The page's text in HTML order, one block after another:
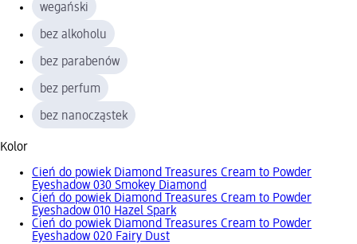
wegański
bez alkoholu
bez parabenów
bez perfum
bez nanocząstek
Kolor
Cień do powiek Diamond Treasures Cream to Powder
Eyeshadow 030 Smokey Diamond
Cień do powiek Diamond Treasures Cream to Powder
Eyeshadow 010 Hazel Spark
Cień do powiek Diamond Treasures Cream to Powder
Eyeshadow 020 Fairy Dust